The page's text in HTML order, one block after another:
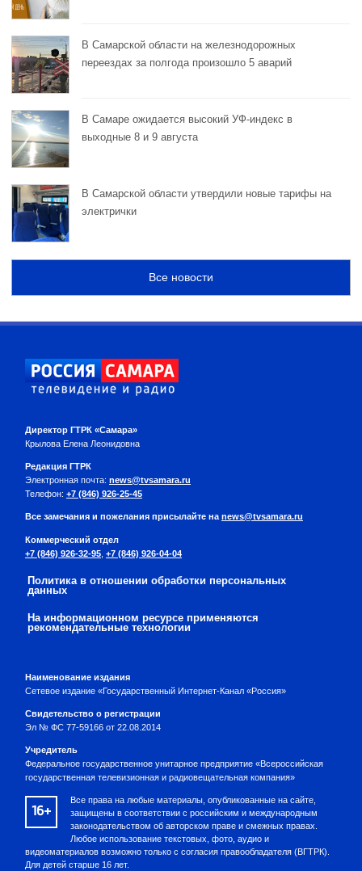
В Самарской области на железнодорожных
переездах за полгода произошло 5 аварий
В Самаре ожидается высокий УФ-индекс в
выходные 8 и 9 августа
В Самарской области утвердили новые тарифы на
электрички
Все новости
Директор ГТРК «Самара»
Крылова Елена Леонидовна
Редакция ГТРК
Электронная почта: news@tvsamara.ru
Телефон: +7 (846) 926-25-45
Все замечания и пожелания присылайте наnews@tvsamara.ru
Коммерческий отдел
+7 (846) 926-32-95 +7 (846) 926-04-04
Политика в отношении обработки персональных
данных
На информационном ресурсе применяются
рекомендательные технологии
Наименование издания
Сетевое издание «Государственный Интернет-Канал «Россия»
Свидетельство о регистрации
Эл № ФС 77-59166 от 22.08.2014
Учредитель
Федеральное государственное унитарное предприятие «Всероссийская
государственная телевизионная и радиовещательная компания»
16+
Все права на любые материалы, опубликованные на сайте,
защищены в соответствии с российским и международным
законодательством об авторском праве и смежных правах.
Любое использование текстовых, фото, аудио и
видеоматериалов возможно только с согласия правообладателя (ВГТРК).
Для детей старше 16 лет.